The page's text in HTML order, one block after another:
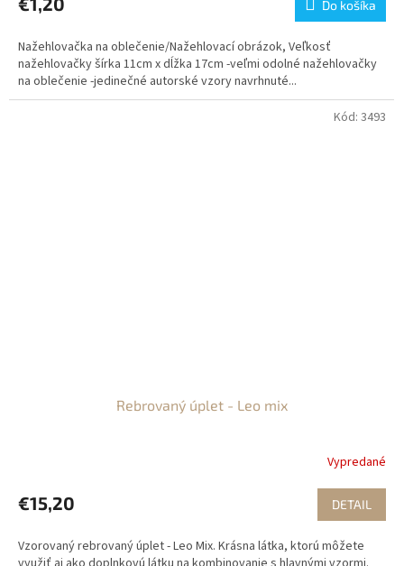
Do košíka
Nažehlovačka na oblečenie/Nažehlovací obrázok, Veľkosť
nažehlovačky šírka 11cm x dĺžka 17cm -veľmi odolné nažehlovačky
na oblečenie -jedinečné autorské vzory navrhnuté...
Rebrovaný úplet - Leo mix
Vypredané
€15,20 DETAIL
Vzorovaný rebrovaný úplet - Leo Mix. Krásna látka, ktorú môžete
Kód: 3493